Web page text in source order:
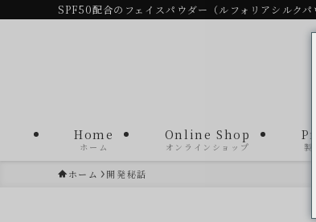
SPF50配合のフェイスパウダー（ルフォリアシルクパ
Home
ホーム
Online Shop
オンラインショップ 製
ホーム 開発秘話